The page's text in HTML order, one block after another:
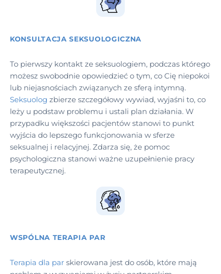
KONSULTACJA SEKSUOLOGICZNA
To pierwszy kontakt ze seksuologiem, podczas którego
możesz swobodnie opowiedzieć o tym, co Cię niepokoi
lub niejasnościach związanych ze sferą intymną.
Seksuolog zbierze szczegółowy wywiad, wyjaśni to, co
leży u podstaw problemu i ustali plan działania. W
przypadku większości pacjentów stanowi to punkt
wyjścia do lepszego funkcjonowania w sferze
seksualnej i relacyjnej. Zdarza się, że pomoc
psychologiczna stanowi ważne uzupełnienie pracy
terapeutycznej.
WSPÓLNA TERAPIA PAR
Terapia dla par skierowana jest do osób, które mają